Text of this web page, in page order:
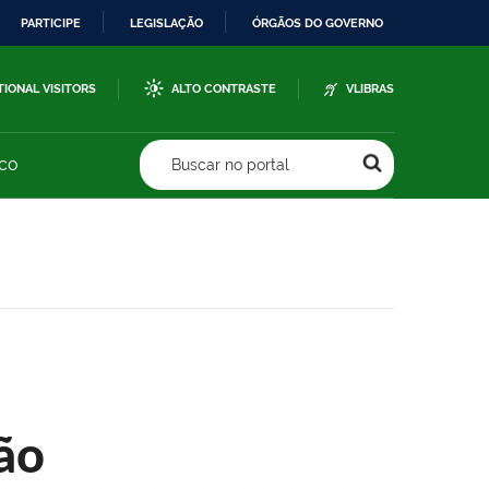
PARTICIPE LEGISLAÇÃO ÓRGÃOS DO GOVERNO
VISITORS ALTO CONTRASTE VLIBRAS
Buscar no portal